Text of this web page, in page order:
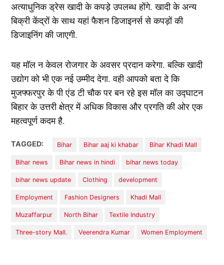
अत्याधुनिक ड्रेस खादी के कपड़े उपलब्ध होंगे. खादी के अन्य
बिक्री केंद्रों के साथ यहां फैशन डिजाइनर्स से कपड़ों की
डिजाइनिंग की जाएगी.
यह मॉल न केवल रोजगार के अवसर प्रदान करेगा. बल्कि खादी
उद्योग को भी एक नई उम्मीद देगा. वही आपको बता दे कि
मुजफ्फरपुर के पी एंड टी चौक पर बन रहे इस मॉल का उद्घाटन
बिहार के उत्तरी क्षेत्र में अधिक विकास और प्रगति की ओर एक
महत्वपूर्ण कदम है.
TAGGED: Bihar Bihar aaj ki khabar Bihar Khadi Mall
Bihar news Bihar news in hindi bihar news today
bihar news update Clothing development
Employment Fashion Designers Khadi Mall
Muzaffarpur North Bihar Textile Industry
Three-story Mall. Veerendra Kumar Women Employment